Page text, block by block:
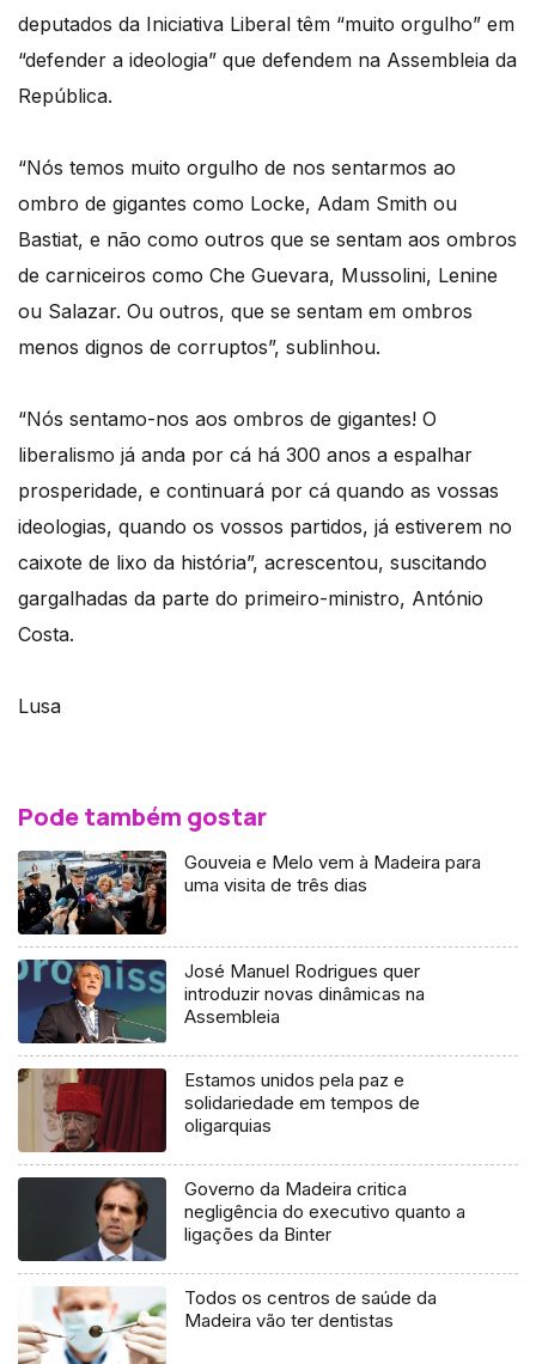
deputados da Iniciativa Liberal têm “muito orgulho” em
“defender a ideologia” que defendem na Assembleia da
República.
“Nós temos muito orgulho de nos sentarmos ao
ombro de gigantes como Locke, Adam Smith ou
Bastiat, e não como outros que se sentam aos ombros
de carniceiros como Che Guevara, Mussolini, Lenine
ou Salazar. Ou outros, que se sentam em ombros
menos dignos de corruptos”, sublinhou.
“Nós sentamo-nos aos ombros de gigantes! O
liberalismo já anda por cá há 300 anos a espalhar
prosperidade, e continuará por cá quando as vossas
ideologias, quando os vossos partidos, já estiverem no
caixote de lixo da história”, acrescentou, suscitando
gargalhadas da parte do primeiro-ministro, António
Costa.
Lusa
Pode também gostar
Gouveia e Melo vem à Madeira para
uma visita de três dias
José Manuel Rodrigues quer
introduzir novas dinâmicas na
Assembleia
Estamos unidos pela paz e
solidariedade em tempos de
oligarquias
Governo da Madeira critica
negligência do executivo quanto a
ligações da Binter
Todos os centros de saúde da
Madeira vão ter dentistas